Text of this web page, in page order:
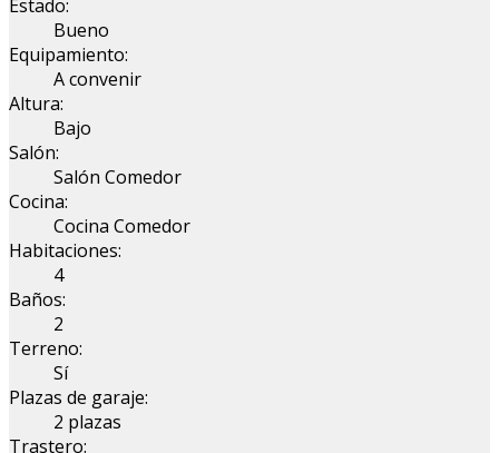
Estado:
Bueno
Equipamiento:
A convenir
Altura:
Bajo
Salón:
Salón Comedor
Cocina:
Cocina Comedor
Habitaciones:
4
Baños:
2
Terreno:
Sí
Plazas de garaje:
2 plazas
Trastero: